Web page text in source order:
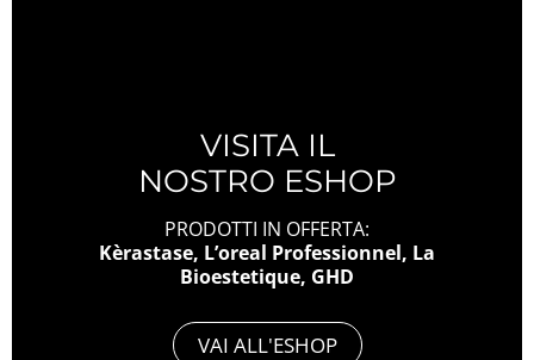
VISITA IL
NOSTRO ESHOP
PRODOTTI IN OFFERTA:
Kèrastase, L’oreal Professionnel, La
Bioestetique, GHD
VAI ALL'ESHOP